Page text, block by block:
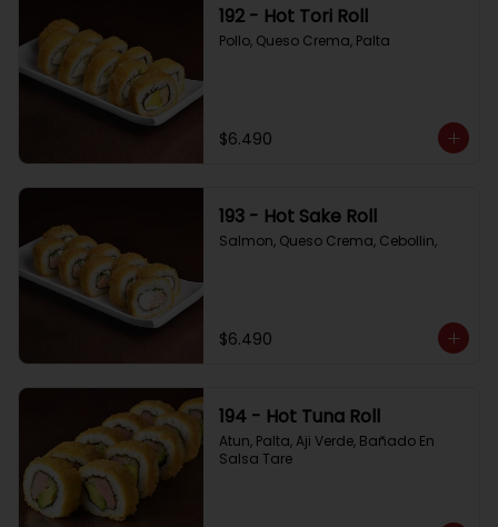
192 - Hot Tori Roll
Pollo, Queso Crema, Palta
$6.490
193 - Hot Sake Roll
Salmon, Queso Crema, Cebollin,
$6.490
194 - Hot Tuna Roll
Atun, Palta, Aji Verde, Bañado En
Salsa Tare